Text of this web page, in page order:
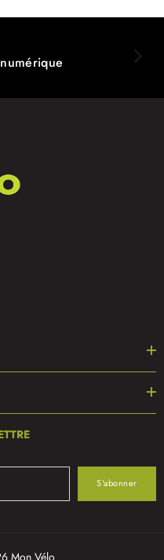
S'abonner
Mon Vélo